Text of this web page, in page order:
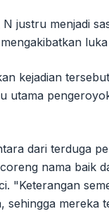
justru menjadi
kejadian
utama
dari terduga
nama baik
"Keterangan
sehingga mereka